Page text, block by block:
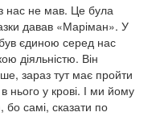
нас не мав. Це була
давав «Маріман». У
був єдиною серед нас
діяльністю. Він
зараз тут має пройти
нього у крові. І ми йому
бо самі, сказати по